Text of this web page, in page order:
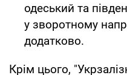
одеський та
у зворотному
додатково.
Крім цього,